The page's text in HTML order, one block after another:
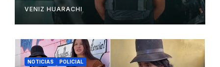
VENIZ HUARACHI
NOTICIAS POLICIAL